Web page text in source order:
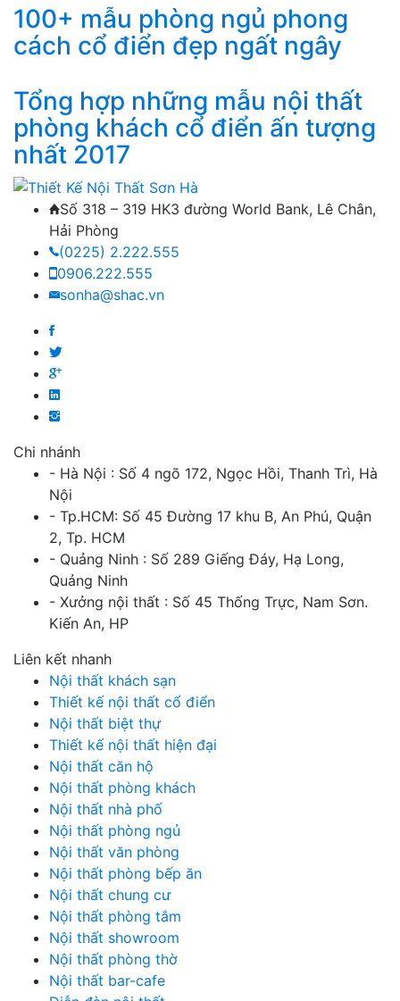
100+ mẫu phòng ngủ phong
cách cổ điển đẹp ngất ngây
Tổng hợp những mẫu nội thất
phòng khách cổ điển ấn tượng
nhất 2017
Số 318 – 319 HK3 đường World Bank, Lê Chân,
Hải Phòng
(0225) 2.222.555
0906.222.555
sonha@shac.vn
Chi nhánh
- Hà Nội : Số 4 ngõ 172, Ngọc Hồi, Thanh Trì, Hà
Nội
- Tp.HCM: Số 45 Đường 17 khu B, An Phú, Quận
2, Tp. HCM
- Quảng Ninh : Số 289 Giếng Đáy, Hạ Long,
Quảng Ninh
- Xưởng nội thất : Số 45 Thống Trực, Nam Sơn.
Kiến An, HP
Liên kết nhanh
Nội thất khách sạn
Thiết kế nội thất cổ điển
Nội thất biệt thự
Thiết kế nội thất hiện đại
Nội thất căn hộ
Nội thất phòng khách
Nội thất nhà phố
Nội thất phòng ngủ
Nội thất văn phòng
Nội thất phòng bếp ăn
Nội thất chung cư
Nội thất phòng tắm
Nội thất showroom
Nội thất phòng thờ
Nội thất bar-cafe